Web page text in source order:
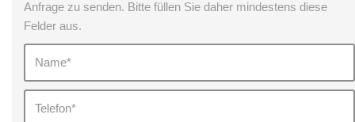
Anfrage zu senden. Bitte füllen Sie daher mindestens diese
Felder aus.